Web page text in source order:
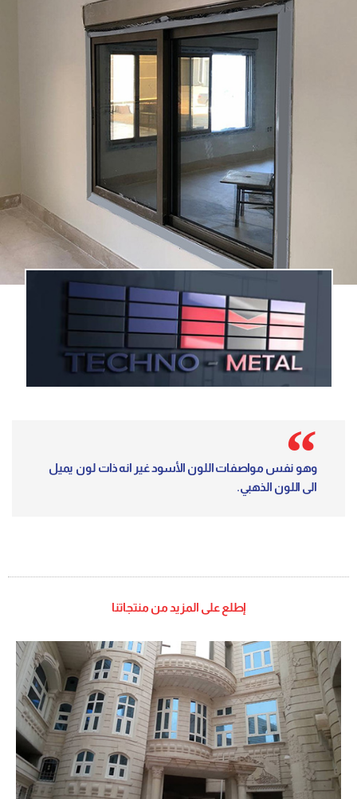
وهو نفس مواصفات اللون الأسود غير انه ذات لون يميل
الى اللون الذهبي.
إطلع على المزيد من منتجاتنا